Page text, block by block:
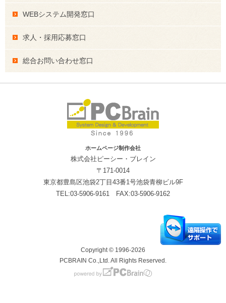
WEBシステム開発窓口
求人・採用応募窓口
総合お問い合わせ窓口
ホームページ制作会社
株式会社ピーシー・ブレイン
〒171-0014
東京都豊島区池袋2丁目43番1号池袋青柳ビル9F
TEL:03-5906-9161 FAX:03-5906-9162
Copyright © 1996-2026
PCBRAIN Co.,Ltd. All Rights Reserved.